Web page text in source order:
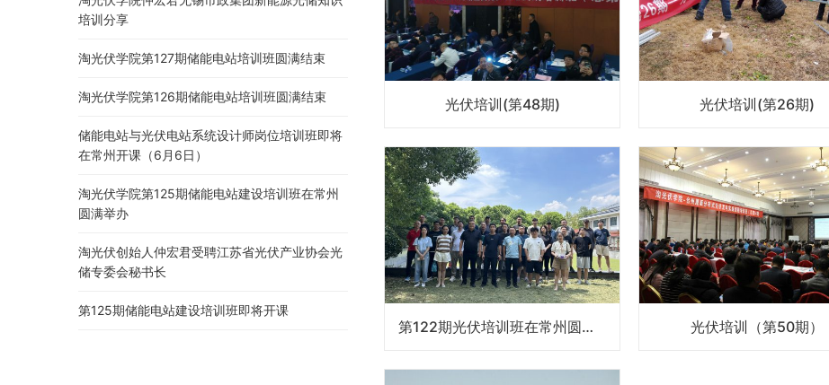
光伏培训(第48期) 光伏培训(第26期)
第122期光伏培训班在常州圆满举办 光伏培训（第50期）
培训分享
淘光伏学院第127期储能电站培训班圆满结束
淘光伏学院第126期储能电站培训班圆满结束
储能电站与光伏电站系统设计师岗位培训班即将
在常州开课（6月6日）
淘光伏学院第125期储能电站建设培训班在常州
圆满举办
淘光伏创始人仲宏君受聘江苏省光伏产业协会光
储专委会秘书长
第125期储能电站建设培训班即将开课